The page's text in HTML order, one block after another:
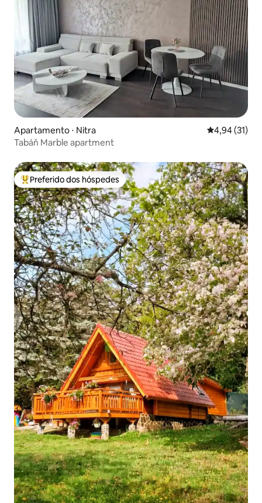
Apartamento ⋅ Nitra 4,94 de uma
4,94 (31)
Tabáň Marble apartment
Entre os melhores preferidos dos hóspedes
Preferido dos hóspedes